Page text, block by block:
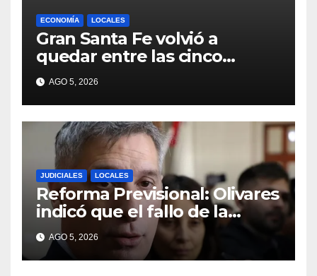
ECONOMÍA LOCALES
Gran Santa Fe volvió a
quedar entre las cinco
regiones con más pobreza
del país
AGO 5, 2026
JUDICIALES LOCALES
Reforma Previsional: Olivares
indicó que el fallo de la
Justicia tiene un impacto
ético y ratificó que la
Provincia apelará ante la
AGO 5, 2026